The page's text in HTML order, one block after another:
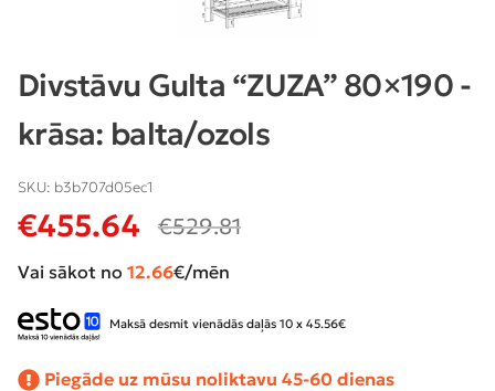
Divstāvu Gulta “ZUZA” 80×190 -
krāsa: balta/ozols
SKU: b3b707d05ec1
€455.64 €529.81
Vai sākot no 12.66€/mēn
Maksā desmit vienādās daļās 10 x 45.56€
Piegāde uz mūsu noliktavu 45-60 dienas